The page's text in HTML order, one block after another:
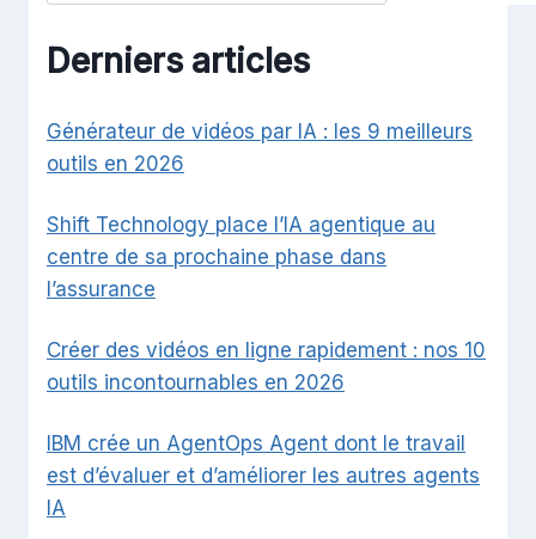
Derniers articles
Générateur de vidéos par IA : les 9 meilleurs
outils en 2026
Shift Technology place l’IA agentique au
centre de sa prochaine phase dans
l’assurance
Créer des vidéos en ligne rapidement : nos 10
outils incontournables en 2026
IBM crée un AgentOps Agent dont le travail
est d’évaluer et d’améliorer les autres agents
IA